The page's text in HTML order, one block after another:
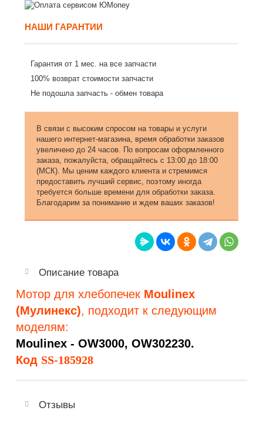
НАШИ ГАРАНТИИ
Гарантия от 1 мес. на все запчасти
100% возврат стоимости запчасти
Не подошла запчасть - обмен товара
В связи с высоким спросом на товары и услуги
нашего интернет-магазина, время обработки заказов
увеличено до 24 часов. По вопросам оформленного
заказа, пожалуйста, обращайтесь с 13:00 до 18:00
(МСК). Мы ценим каждого клиента и стремимся
предоставить лучший сервис, поэтому иногда
требуется больше времени для обработки заказа.
Благодарим за понимание и ждем ваших заказов!
Описание товара
Мотор для хлебопечек Moulinex
(Мулинекс), подходит к следующим
моделям:
Moulinex - OW3000, OW302230.
Код SS-185928
Отзывы